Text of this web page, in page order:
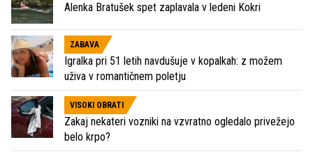
Alenka Bratušek spet zaplavala v ledeni Kokri
ZABAVA
Igralka pri 51 letih navdušuje v kopalkah: z možem
uživa v romantičnem poletju
VISOKI OBRATI
Zakaj nekateri vozniki na vzvratno ogledalo privežejo
belo krpo?